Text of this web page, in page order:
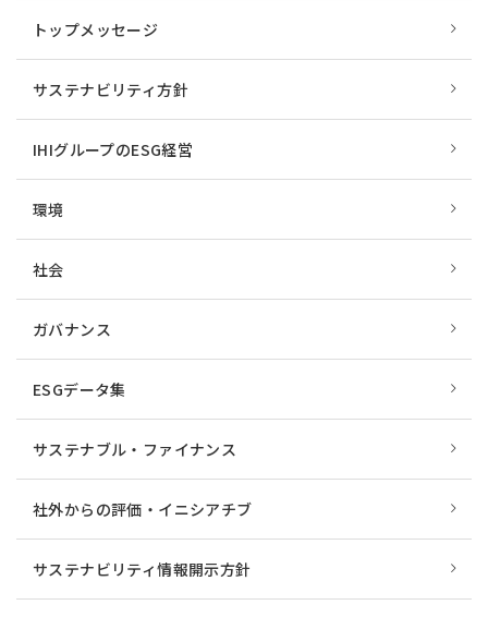
トップメッセージ
サステナビリティ方針
IHIグループのESG経営
環境
社会
ガバナンス
ESGデータ集
サステナブル・ファイナンス
社外からの評価・イニシアチブ
サステナビリティ情報開示方針